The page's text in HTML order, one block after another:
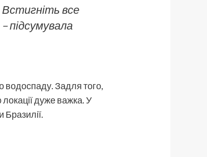
Встигніть все
підсумувала
водоспаду. Задля того,
дуже важка. У
Бразилії.